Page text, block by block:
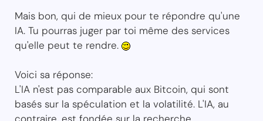
Mais bon, qui de mieux pour te répondre qu'une
IA. Tu pourras juger par toi même des services
qu'elle peut te rendre.
Voici sa réponse:
L'IA n'est pas comparable aux Bitcoin, qui sont
basés sur la spéculation et la volatilité. L'IA, au